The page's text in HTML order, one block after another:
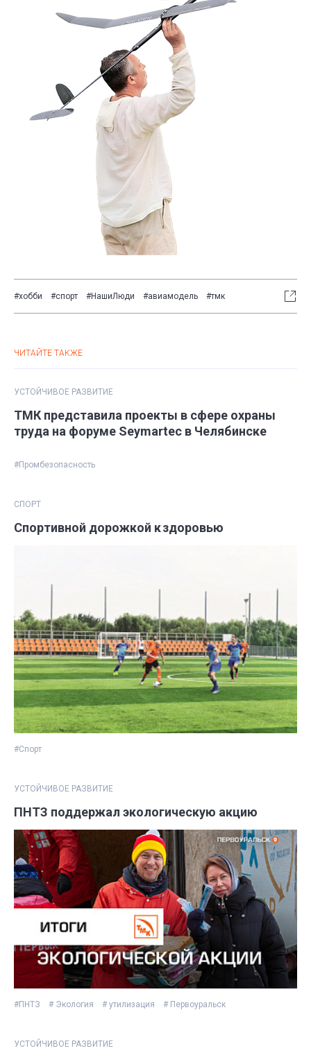
#хобби #спорт #НашиЛюди #авиамодель #тмк
ЧИТАЙТЕ ТАКЖЕ
УСТОЙЧИВОЕ РАЗВИТИЕ
ТМК представила проекты в сфере охраны
труда на форуме Seymartec в Челябинске
#Промбезопасность
СПОРТ
Спортивной дорожкой к здоровью
#Спорт
УСТОЙЧИВОЕ РАЗВИТИЕ
ПНТЗ поддержал экологическую акцию
#ПНТЗ # Экология # утилизация # Первоуральск
УСТОЙЧИВОЕ РАЗВИТИЕ